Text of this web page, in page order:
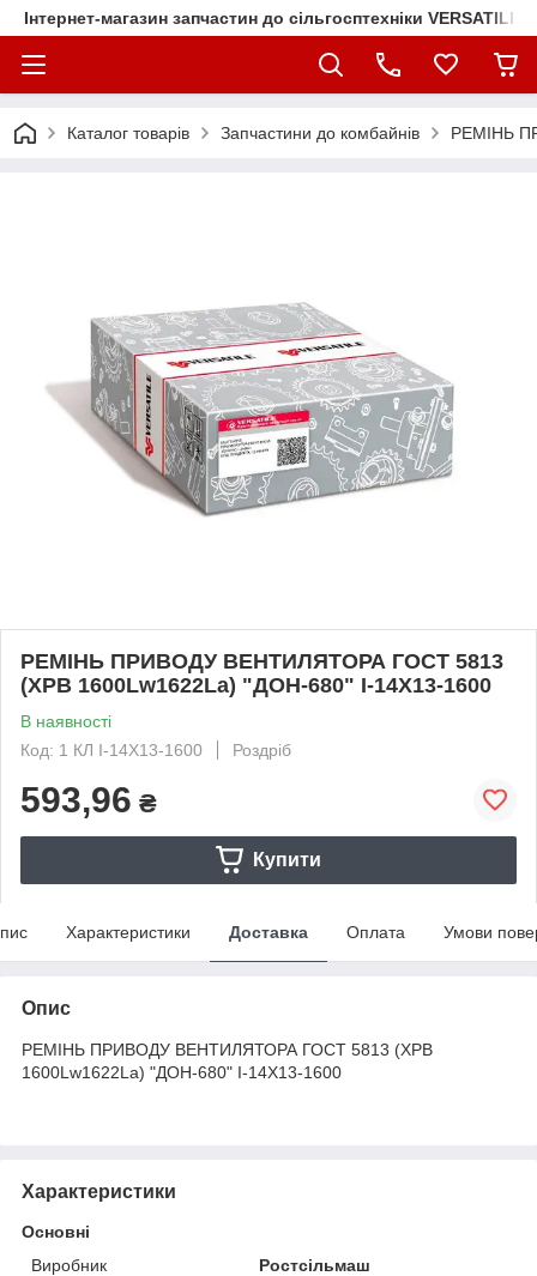
Інтернет-магазин запчастин до сільгосптехніки VERSATILE
Каталог товарів Запчастини до комбайнів РЕМІНЬ
РЕМІНЬ ПРИВОДУ ВЕНТИЛЯТОРА ГОСТ 5813
(XPB 1600Lw1622La) "ДОН-680" I-14Х13-1600
В наявності
Код: 1 КЛ I-14Х13-1600
Роздріб
593,96 ₴
Купити
Характеристики Доставка Оплата Умови
Опис
РЕМІНЬ ПРИВОДУ ВЕНТИЛЯТОРА ГОСТ 5813 (XPB
1600Lw1622La) "ДОН-680" I-14Х13-1600
Характеристики
Основні
Виробник
Ростсільмаш